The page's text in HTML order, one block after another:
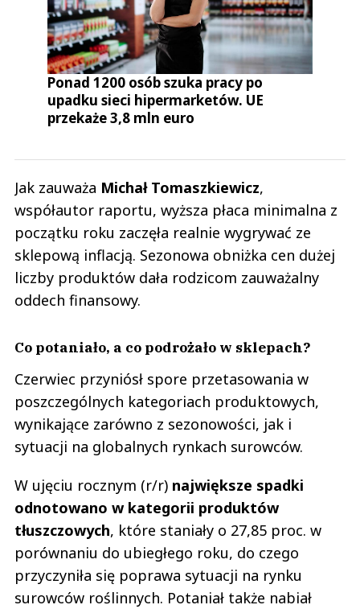
Ponad 1200 osób szuka pracy po
upadku sieci hipermarketów. UE
przekaże 3,8 mln euro
Jak zauważa Michał Tomaszkiewicz,
współautor raportu, wyższa płaca minimalna z
początku roku zaczęła realnie wygrywać ze
sklepową inflacją. Sezonowa obniżka cen dużej
liczby produktów dała rodzicom zauważalny
oddech finansowy.
Co potaniało, a co podrożało w sklepach?
Czerwiec przyniósł spore przetasowania w
poszczególnych kategoriach produktowych,
wynikające zarówno z sezonowości, jak i
sytuacji na globalnych rynkach surowców.
W ujęciu rocznym (r/r) największe spadki
odnotowano w kategorii produktów
tłuszczowych, które staniały o 27,85 proc. w
porównaniu do ubiegłego roku, do czego
przyczyniła się poprawa sytuacji na rynku
surowców roślinnych. Potaniał także nabiał